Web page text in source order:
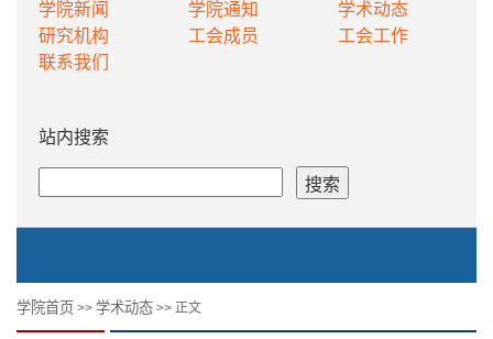
学院新闻 学院通知
学术动态
研究机构
工会成员
工会工作
联系我们
站内搜索
学院首页 >> 学术动态 >> 正文